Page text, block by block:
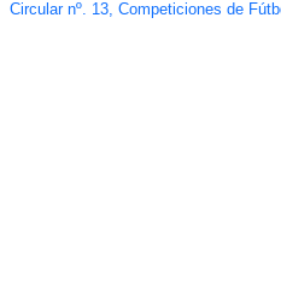
Circular nº. 13, Competiciones de